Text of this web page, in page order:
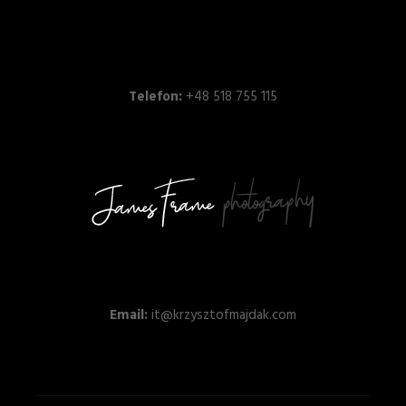
Telefon: +48 518 755 115
Email: it@krzysztofmajdak.com